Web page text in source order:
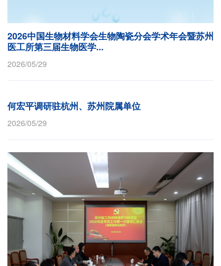
2026中国生物材料学会生物陶瓷分会学术年会暨苏州
医工所第三届生物医学...
2026/05/29
何宏平调研驻杭州、苏州院属单位
2026/05/29